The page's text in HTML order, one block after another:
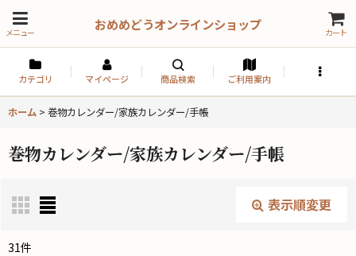
メニュー おめめどうオンラインショップ カート
カテゴリ マイページ 商品検索 ご利用案内
ホーム > 巻物カレンダー/家族カレンダー/手帳
巻物カレンダー/家族カレンダー/手帳
表示順変更
閉じる
31件